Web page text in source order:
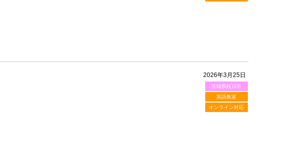
2026年3月25日
茨城県桜川市
英語教室
オンライン対応